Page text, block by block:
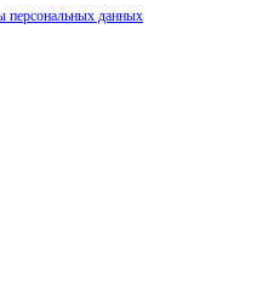
персональных данных